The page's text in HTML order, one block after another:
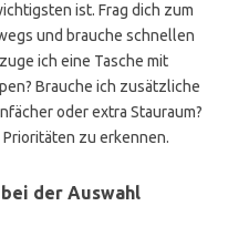
ist. Frag dich zum
und brauche schnellen
ich eine Tasche mit
Brauche ich zusätzliche
oder extra Stauraum?
zu erkennen.
der Auswahl